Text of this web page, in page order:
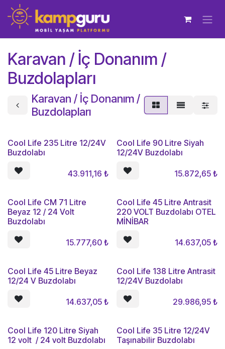
İçereği Atla
Karavan / İç Donanım /
Buzdolapları
Karavan / İç Donanım /
Buzdolapları
Cool Life 235 Litre 12/24V
Buzdolabı
43.911,16 ₺
Cool Life 90 Litre Siyah
12/24V Buzdolabı
15.872,65₺
Cool Life CM 71 Litre
Beyaz 12 / 24 Volt
Buzdolabı
15.777,60₺
Cool Life 45 Litre Antrasit
220 VOLT Buzdolabı OTEL
MİNİBAR
14.637,05₺
Cool Life 45 Litre Beyaz
12/24 V Buzdolabı
14.637,05₺
Cool Life 138 Litre Antrasit
12/24V Buzdolabı
29.986,95₺
Cool Life 120 Litre Siyah
12 volt / 24 volt Buzdolabı
Cool Life 35 Litre 12/24V
Taşınabilir Buzdolabı